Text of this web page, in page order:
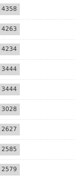
4358
4263
4234
3444
3444
3028
2627
2585
2579